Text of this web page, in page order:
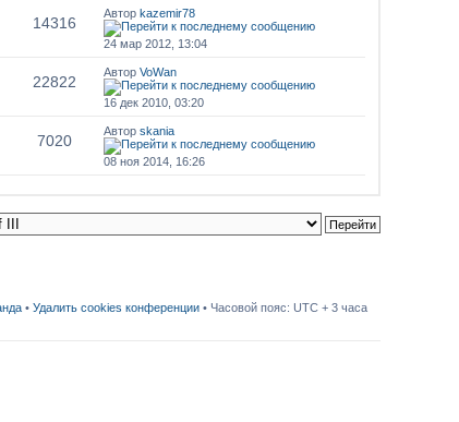
14316
Автор kazemir78
24 мар 2012, 13:04
22822
Автор VoWan
16 дек 2010, 03:20
7020
Автор skania
08 ноя 2014, 16:26
• Удалить cookies конференции • Часовой пояс: UTC + 3 часа